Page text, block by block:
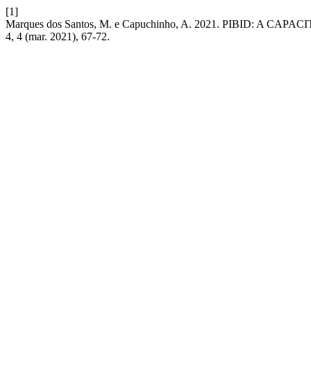
[1]
Marques dos Santos, M. e Capuchinho, A. 2021. PIBID: A
4, 4 (mar. 2021), 67-72.